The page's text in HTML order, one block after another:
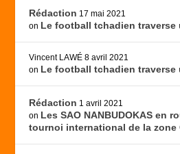
Rédaction 17 mai 2021
on Le football tchadien traverse
Vincent LAWÉ 8 avril 2021
on Le football tchadien traverse
Rédaction 1 avril 2021
on Les SAO NANBUDOKAS en
tournoi international de la zone